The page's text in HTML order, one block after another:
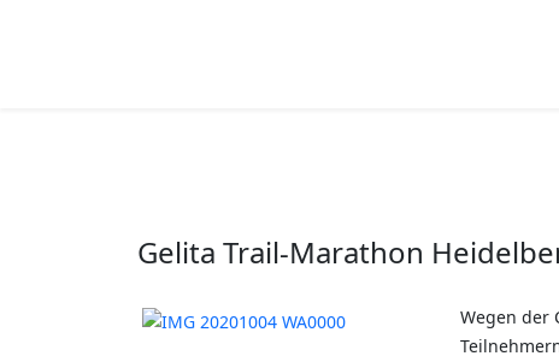
Gelita Trail-Marathon
Wegen der